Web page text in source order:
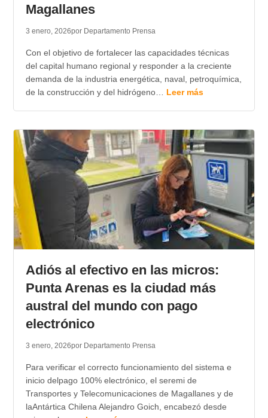
Magallanes
3 enero, 2026por Departamento Prensa
Con el objetivo de fortalecer las capacidades técnicas
del capital humano regional y responder a la creciente
demanda de la industria energética, naval, petroquímica,
de la construcción y del hidrógeno… Leer más
Adiós al efectivo en las micros:
Punta Arenas es la ciudad más
austral del mundo con pago
electrónico
3 enero, 2026por Departamento Prensa
Para verificar el correcto funcionamiento del sistema e
inicio delpago 100% electrónico, el seremi de
Transportes y Telecomunicaciones de Magallanes y de
laAntártica Chilena Alejandro Goich, encabezó desde